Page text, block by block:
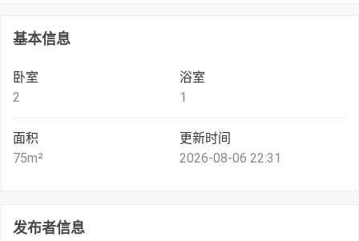
基本信息
卧室
2
浴室
1
面积
75m²
更新时间
2026-08-06 22:31
发布者信息